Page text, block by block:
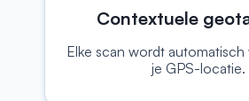
Contextuele
Elke scan wordt
je GPS-locatie.